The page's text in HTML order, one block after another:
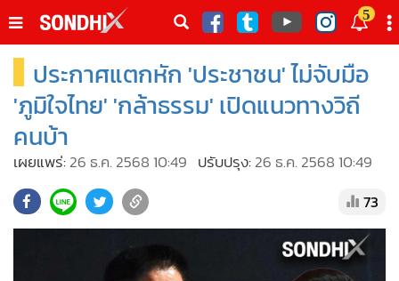
ดต
5
หน้าหลัก
SondhiX
•
Social
• World Talk
• ผู้เฒ่าเล่าเรื่อง
• ข่าวลึกปมลับ
Exclusive Health
ประกาศแตกหัก 'ประชาชน' ไม่จับมือ
'ภูมิใจไทย' 'กล้าธรรม' เปิดแนวทางวิถี
คนบ้า
เผยแพร่: 26 ธ.ค. 2568 10:49 ปรับปรุง: 26 ธ.ค. 2568 10:49
73